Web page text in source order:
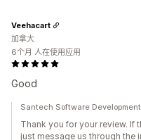
Good
Veehacart
加拿大
6个月 人在使用应用
Santech Software
Thank you for your review. If
just message us through the